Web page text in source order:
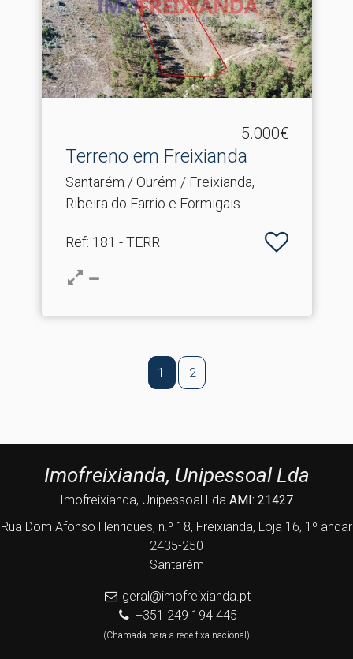
5.000€
Terreno em Freixianda
Santarém / Ourém / Freixianda,
Ribeira do Farrio e Formigais
Ref: 181 - TERR
1 2
Imofreixianda, Unipessoal Lda
Imofreixianda, Unipessoal Lda AMI: 21427
Rua Dom Afonso Henriques, n.º 18, Freixianda, Loja 16, 1º andar
2435-250
Santarém
geral@imofreixianda.pt
+351 249 194 445
(Chamada para a rede fixa nacional)